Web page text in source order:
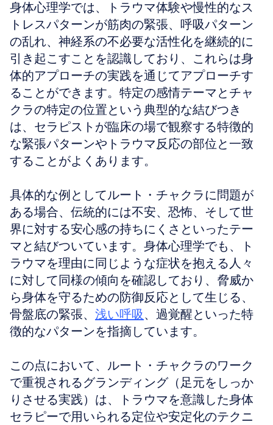
身体心理学では、トラウマ体験や慢性的なス
トレスパターンが筋肉の緊張、呼吸パターン
の乱れ、神経系の不必要な活性化を継続的に
引き起こすことを認識しており、これらは身
体的アプローチの実践を通じてアプローチす
ることができます。特定の感情テーマとチャ
クラの特定の位置という典型的な結びつき
は、セラピストが臨床の場で観察する特徴的
な緊張パターンやトラウマ反応の部位と一致
することがよくあります。
具体的な例としてルート・チャクラに問題が
ある場合、伝統的には不安、恐怖、そして世
界に対する安心感の持ちにくさといったテー
マと結びついています。身体心理学でも、ト
ラウマを理由に同じような症状を抱える人々
に対して同様の傾向を確認しており、脅威か
ら身体を守るための防御反応として生じる、
骨盤底の緊張、 浅い呼吸、過覚醒といった特
徴的なパターンを指摘しています。
この点において、ルート・チャクラのワーク
で重視されるグランディング（足元をしっか
りさせる実践）は、トラウマを意識した身体
セラピーで用いられる定位や安定化のテクニ